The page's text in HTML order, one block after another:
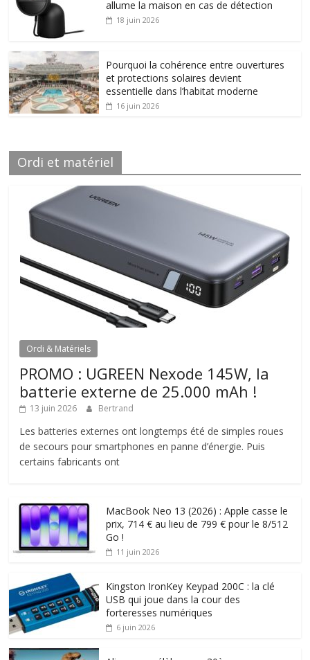
allume la maison en cas de détection
18 juin 2026
Pourquoi la cohérence entre ouvertures
et protections solaires devient
essentielle dans l’habitat moderne
16 juin 2026
Ordi et matériel
Ordi & Matériels
PROMO : UGREEN Nexode 145W, la
batterie externe de 25.000 mAh !
13 juin 2026 Bertrand
Les batteries externes ont longtemps été de simples roues
de secours pour smartphones en panne d’énergie. Puis
certains fabricants ont
MacBook Neo 13 (2026) : Apple casse le
prix, 714 € au lieu de 799 € pour le 8/512
Go !
11 juin 2026
Kingston IronKey Keypad 200C : la clé
USB qui joue dans la cour des
forteresses numériques
6 juin 2026